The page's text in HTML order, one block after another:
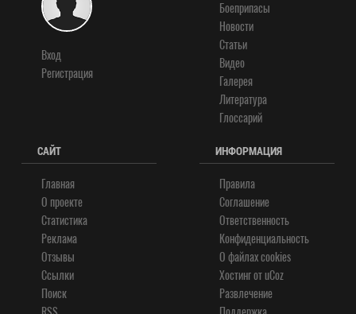
Вход
Регистрация
Боеприпасы
Новости
Статьи
Видео
Галерея
Литература
Глоссарий
САЙТ
Главная
О проекте
Статистика
Реклама
Отзывы
Ссылки
Поиск
ИНФОРМАЦИЯ
Правила
Соглашение
Ответственность
Конфиденциальность
О файлах cookies
Хостинг отuCoz
Развлечение